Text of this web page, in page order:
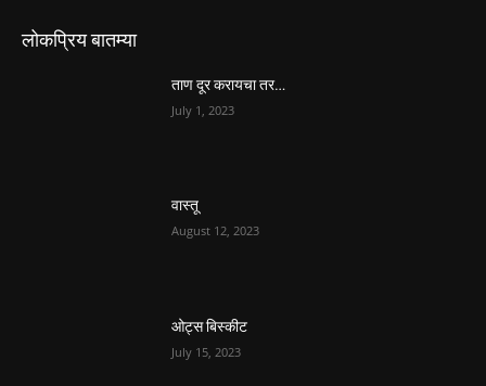
लोकप्रिय बातम्या
ताण दूर करायचा तर…
July 1, 2023
वास्तू
August 12, 2023
ओट्स बिस्कीट
July 15, 2023